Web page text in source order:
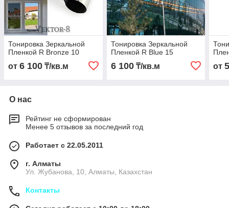
Тонировка Зеркальной
Пленкой R Bronze 10
от 6 100 ₸/кв.м
Тонировка Зеркальной
Пленкой R Blue 15
6 100₸/кв.м от
О нас
Рейтинг не сформирован
Менее 5 отзывов за последний год
Работает с 22.05.2011
г. Алматы
Ул. Жубанова, 10, Алматы, Казахстан
Контакты